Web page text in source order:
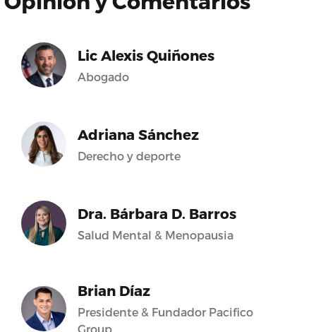
Lic Alexis Quiñones
Abogado
Adriana Sánchez
Derecho y deporte
Dra. Bárbara D. Barros
Salud Mental & Menopausia
Brian Díaz
Presidente & Fundador Pacifico
Group